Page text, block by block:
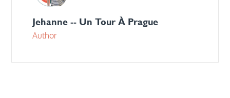
Jehanne -- Un Tour À Prague
Author